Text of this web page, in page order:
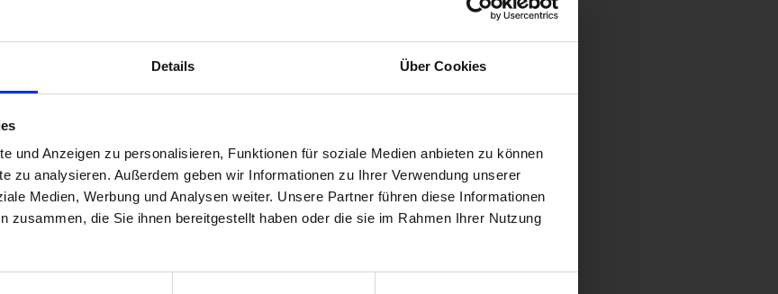
Details Über Cookies
und Anzeigen zu personalisieren, Funktionen für soziale Medien anbieten zu können
zu analysieren. Außerdem geben wir Informationen zu Ihrer Verwendung unserer
Medien, Werbung und Analysen weiter. Unsere Partner führen diese Informationen
zusammen, die Sie ihnen bereitgestellt haben oder die sie im Rahmen Ihrer Nutzung
Datenschutzerklärungzu?
Diese Angabe wird in einem Cookie gespeichert.
Are you over 16 years old and do you agree to the
Hai più di 16 anni e accettil'informativa sulla privacy? ?
Queste informazioni vengono memorizzate in un cookie.